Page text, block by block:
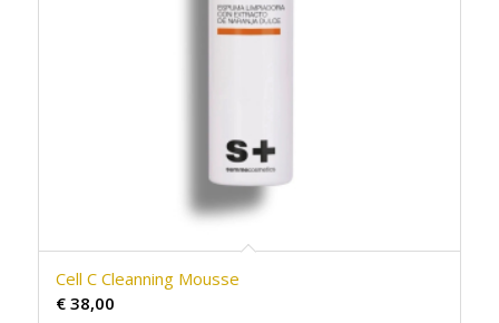
Cell C Cleanning Mousse
€38,00